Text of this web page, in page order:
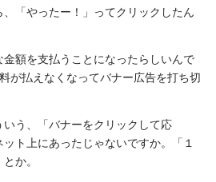
「やったー！」ってクリックしたん
額を支払うことになったらしいんで
が払えなくなってバナー広告を打ち切
う、「バナーをクリックして応
ト上にあったじゃないですか。「１
か。